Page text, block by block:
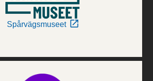
Spårvägsmuseet